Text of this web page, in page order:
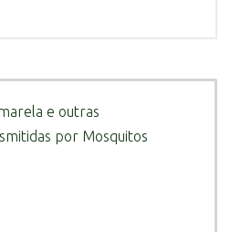
e outras
por Mosquitos